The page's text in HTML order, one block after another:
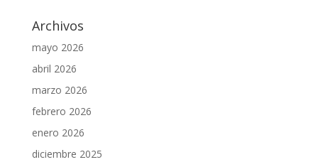
Archivos
mayo 2026
abril 2026
marzo 2026
febrero 2026
enero 2026
diciembre 2025